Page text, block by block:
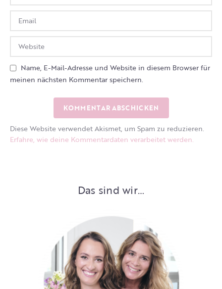
Name, E-Mail-Adresse und Website in diesem Browser für
meinen nächsten Kommentar speichern.
Diese Website verwendet Akismet, um Spam zu reduzieren.
Erfahre, wie deine Kommentardaten verarbeitet werden.
Das sind wir…